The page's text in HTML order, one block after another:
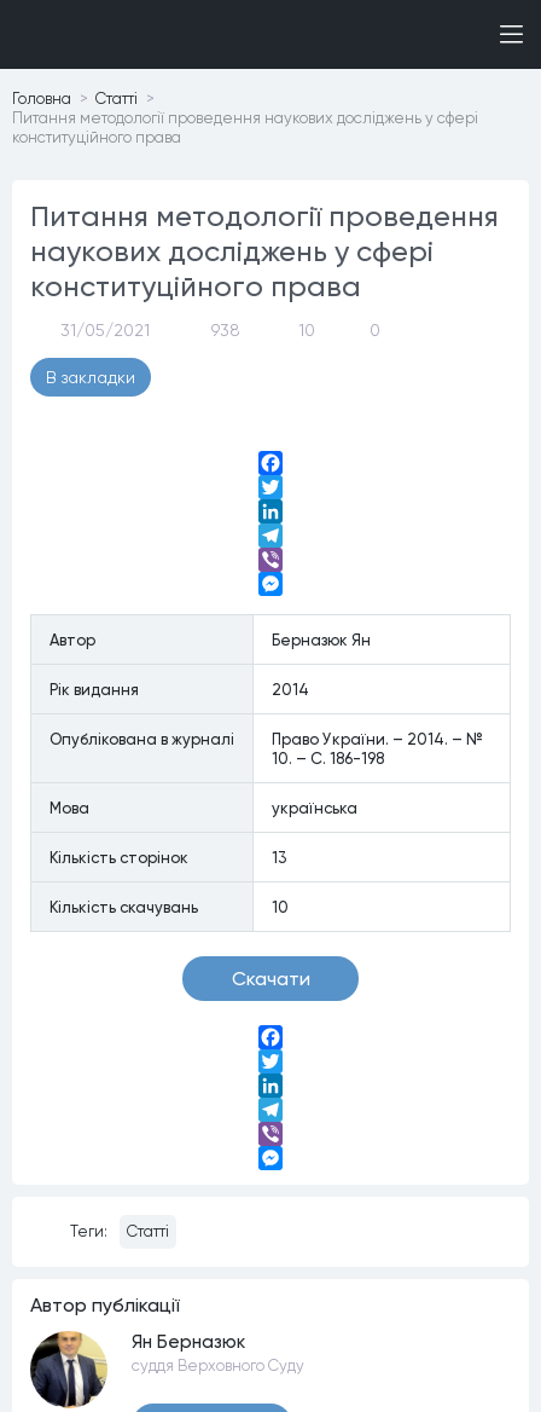
Головна
Статтi
Питання методології проведення наукових досліджень у сфері
конституційного права
Питання методології проведення
наукових досліджень у сфері
конституційного права
31/05/2021 938 10 0
В закладки
Facebook
Twitter
LinkedIn
Telegram
Viber
Автор
Берназюк Ян
Рiк видання 2014
Опублiкована в журналi
Право України. – 2014. – №
10. – С. 186-198
Мова українська
Кiлькiсть сторiнок 13
Кiлькiсть скачувань 10
Скачати
Facebook
Twitter
LinkedIn
Telegram
Viber
Теги: Статті
Автор публiкацiї
Ян Берназюк
суддя Верховного Суду